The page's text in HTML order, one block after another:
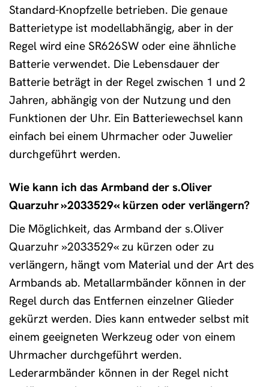
Standard-Knopfzelle betrieben. Die genaue
Batterietype ist modellabhängig, aber in der
Regel wird eine SR626SW oder eine ähnliche
Batterie verwendet. Die Lebensdauer der
Batterie beträgt in der Regel zwischen 1 und 2
Jahren, abhängig von der Nutzung und den
Funktionen der Uhr. Ein Batteriewechsel kann
einfach bei einem Uhrmacher oder Juwelier
durchgeführt werden.
Wie kann ich das Armband der s.Oliver
Quarzuhr »2033529« kürzen oder verlängern?
Die Möglichkeit, das Armband der s.Oliver
Quarzuhr »2033529« zu kürzen oder zu
verlängern, hängt vom Material und der Art des
Armbands ab. Metallarmbänder können in der
Regel durch das Entfernen einzelner Glieder
gekürzt werden. Dies kann entweder selbst mit
einem geeigneten Werkzeug oder von einem
Uhrmacher durchgeführt werden.
Lederarmbänder können in der Regel nicht